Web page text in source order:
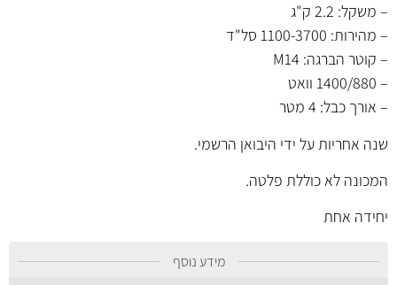
– משקל: 2.2 ק"ג
– מהירות: 1100-3700 סל"ד
– קוטר הברגה: M14
– 1400/880 וואט
– אורך כבל: 4 מטר
שנה אחריות על ידי היבואן הרשמי.
המכונה לא כוללת פלטה.
יחידה אחת
מידע נוסף